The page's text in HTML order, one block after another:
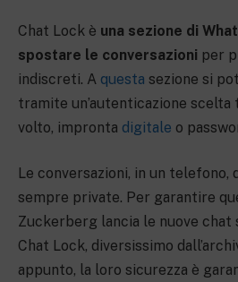
Chat Lock è una sezione di
spostare le conversazioni per
indiscreti. A questa sezione si
tramite un’autenticazione
volto, impronta digitale o
Le conversazioni, in un
sempre private. Per garantire
Zuckerberg lancia le nuove
Chat Lock, diversissimo
appunto, la loro sicurezza è